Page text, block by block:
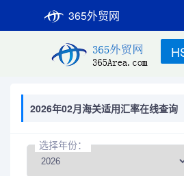
365外贸网
2026年02月海关适用汇率在线查询
选择年份：